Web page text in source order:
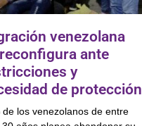
venezolana
ante
y
de protección
de los venezolanos de entre